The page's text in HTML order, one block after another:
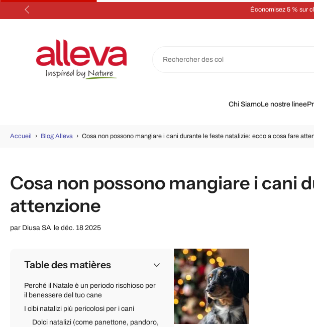
Aller
Économisez 5 % sur
Chi SiamoLe nostre linee
Accueil › Blog Alleva › Cosa non possono mangiare i cani durante le feste natalizie: ecco a cosa fare
Cosa non possono mangiare i cani
attenzione
par Diusa SA le déc. 18 2025
Table des matières
Perché il Natale è un periodo rischioso per
il benessere del tuo cane
I cibi natalizi più pericolosi per i cani
Dolci natalizi (come panettone, pandoro,